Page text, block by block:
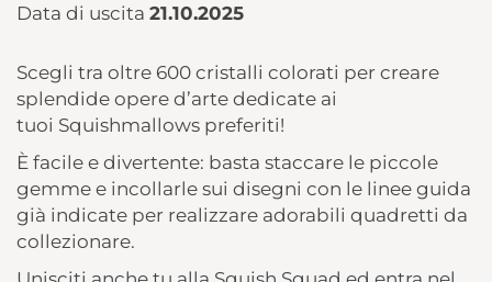
Data di uscita 21.10.2025
Scegli tra oltre 600 cristalli colorati per creare
splendide opere d’arte dedicate ai
tuoi Squishmallows preferiti!
È facile e divertente: basta staccare le piccole
gemme e incollarle sui disegni con le linee guida
già indicate per realizzare adorabili quadretti da
collezionare.